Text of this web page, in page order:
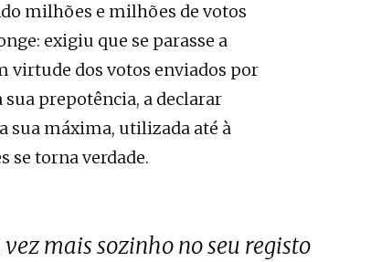
milhões e milhões de votos
exigiu que se parasse a
virtude dos votos enviados por
prepotência, a declarar
sua máxima, utilizada até à
se torna verdade.
mais sozinho no seu registo